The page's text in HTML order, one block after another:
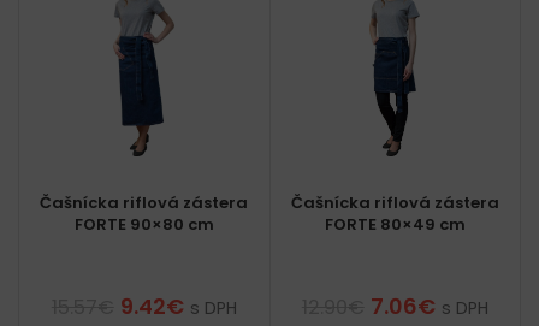
Čašnícka riflová zástera
FORTE 90×80 cm
9.42€ s DPH
Čašnícka riflová zástera
FORTE 80×49 cm
7.06€ s DPH